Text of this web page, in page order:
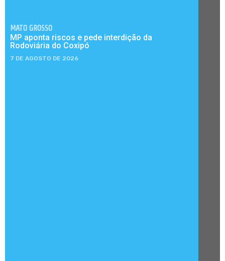
MATO GROSSO
MP aponta riscos e pede interdição da
Rodoviária do Coxipó
7 DE AGOSTO DE 2026